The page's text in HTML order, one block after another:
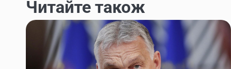
Читайте також